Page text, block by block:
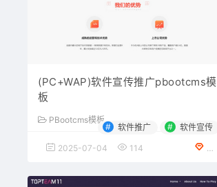
(PC+WAP)软件宣传推广pbootcms模
板
PBootcms模板
# 软件推广 # 软件宣传
2025-07-04 114